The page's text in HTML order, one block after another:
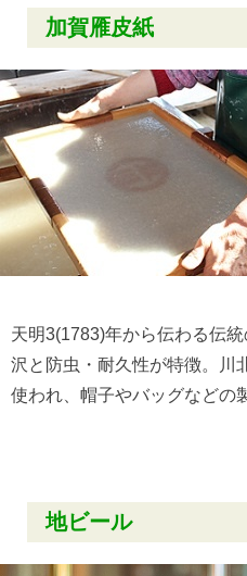
加賀雁皮紙
天明3(1783)年から伝わる伝
沢と防虫・耐久性が特徴。川
使われ、帽子やバッグなどの
地ビール